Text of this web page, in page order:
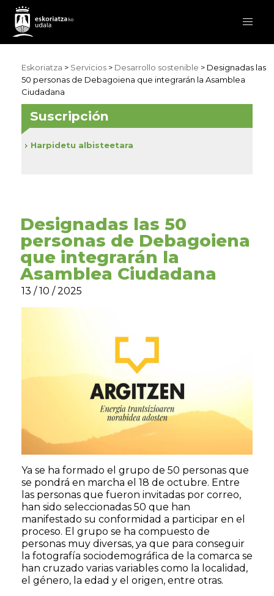
Eskoriatza > Servicios > Desarrollo sostenible > Designadas las
50 personas de Debagoiena que integrarán la Asamblea
Ciudadana
Designadas las 50
personas de Debagoiena
que integrarán la
Asamblea Ciudadana
13 / 10 / 2025
Ya se ha formado el grupo de 50 personas que
se pondrá en marcha el 18 de octubre. Entre
las personas que fueron invitadas por correo,
han sido seleccionadas 50 que han
manifestado su conformidad a participar en el
proceso. El grupo se ha compuesto de
personas muy diversas, ya que para conseguir
la fotografía sociodemográfica de la comarca se
han cruzado varias variables como la localidad,
el género, la edad y el origen, entre otras.
Suscripción
Harpidetu albisteetara